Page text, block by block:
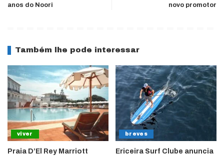
anos do Noori
novo promotor
Também lhe pode interessar
viver
Praia D’El Rey Marriott
breves
Ericeira Surf Clube anuncia